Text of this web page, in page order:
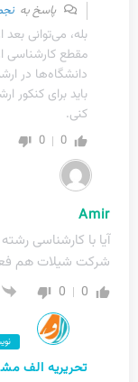
پاسخ به
بله، می‌توانی
مقطع کارشناسی
دانشگاه‌ها در
باید برای کنکور
کنی.
0
0
Amir
آیا با کارشناسی
شرکت شیلات هم
0
0
تحریریه الف